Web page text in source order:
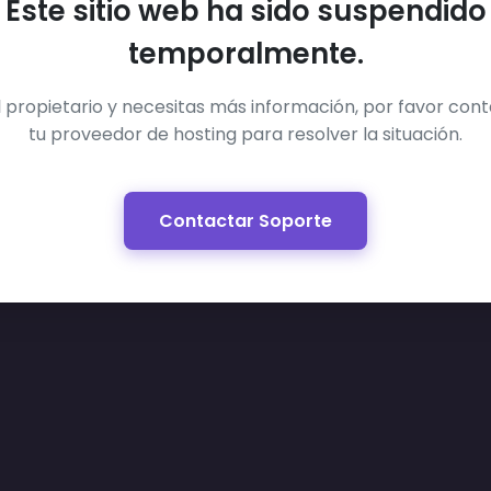
Este sitio web ha sido suspendido
temporalmente.
propietario y necesitas más información, por favor
tu proveedor de hosting para resolver la situación.
Contactar Soporte